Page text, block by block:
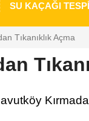
SU KAÇAĞI
Tıkanıklık Açma